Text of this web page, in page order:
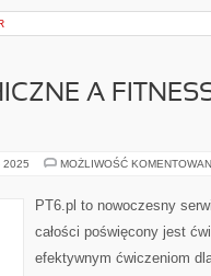
A
2025 MOŻLIWOŚĆ
PT6.pl to nowoczesny
całości poświęcony jest
efektywnym ćwiczeniom